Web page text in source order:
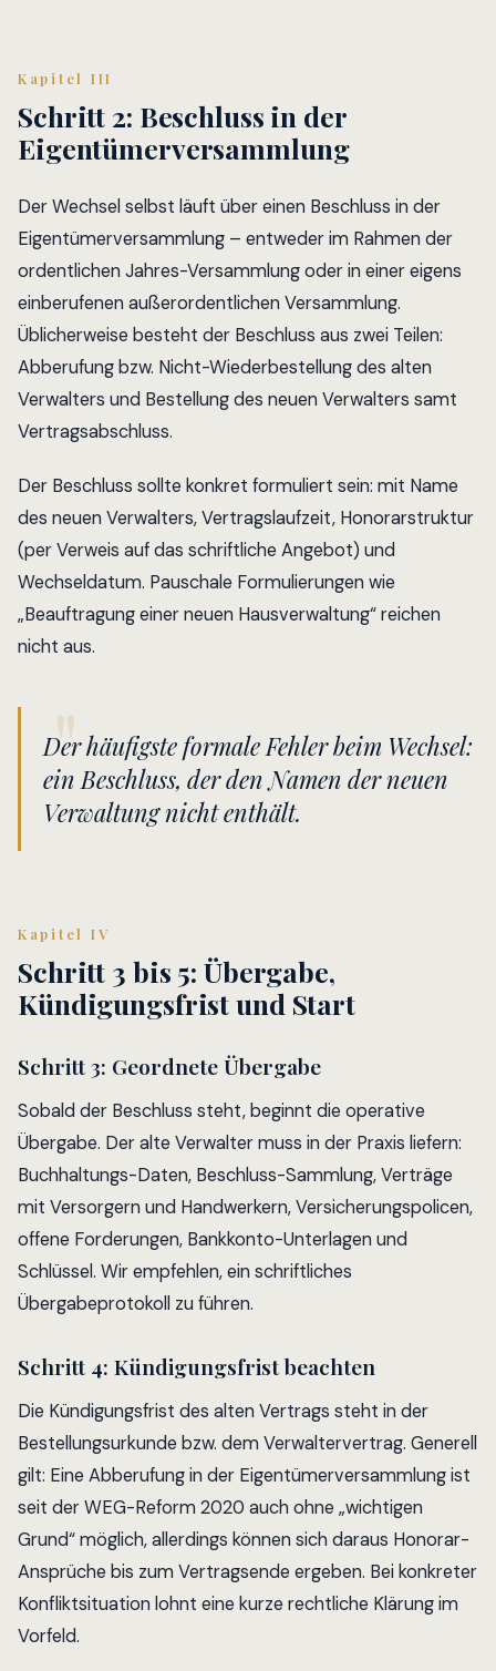
Kapitel III
Schritt 2: Beschluss in der
Eigentümerversammlung
Der Wechsel selbst läuft über einen Beschluss in der
Eigentümerversammlung – entweder im Rahmen der
ordentlichen Jahres-Versammlung oder in einer eigens
einberufenen außerordentlichen Versammlung.
Üblicherweise besteht der Beschluss aus zwei Teilen:
Abberufung bzw. Nicht-Wiederbestellung des alten
Verwalters und Bestellung des neuen Verwalters samt
Vertragsabschluss.
Der Beschluss sollte konkret formuliert sein: mit Name
des neuen Verwalters, Vertragslaufzeit, Honorarstruktur
(per Verweis auf das schriftliche Angebot) und
Wechseldatum. Pauschale Formulierungen wie
„Beauftragung einer neuen Hausverwaltung“ reichen
nicht aus.
Der häufigste formale Fehler beim Wechsel:
ein Beschluss, der den Namen der neuen
Verwaltung nicht enthält.
Kapitel IV
Schritt 3 bis 5: Übergabe,
Kündigungsfrist und Start
Schritt 3: Geordnete Übergabe
Sobald der Beschluss steht, beginnt die operative
Übergabe. Der alte Verwalter muss in der Praxis liefern:
Buchhaltungs-Daten, Beschluss-Sammlung, Verträge
mit Versorgern und Handwerkern, Versicherungspolicen,
offene Forderungen, Bankkonto-Unterlagen und
Schlüssel. Wir empfehlen, ein schriftliches
Übergabeprotokoll zu führen.
Schritt 4: Kündigungsfrist beachten
Die Kündigungsfrist des alten Vertrags steht in der
Bestellungsurkunde bzw. dem Verwaltervertrag. Generell
gilt: Eine Abberufung in der Eigentümerversammlung ist
seit der WEG-Reform 2020 auch ohne „wichtigen
Grund“ möglich, allerdings können sich daraus Honorar-
Ansprüche bis zum Vertragsende ergeben. Bei konkreter
Konfliktsituation lohnt eine kurze rechtliche Klärung im
Vorfeld.